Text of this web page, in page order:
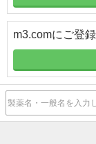
m3.comにご登